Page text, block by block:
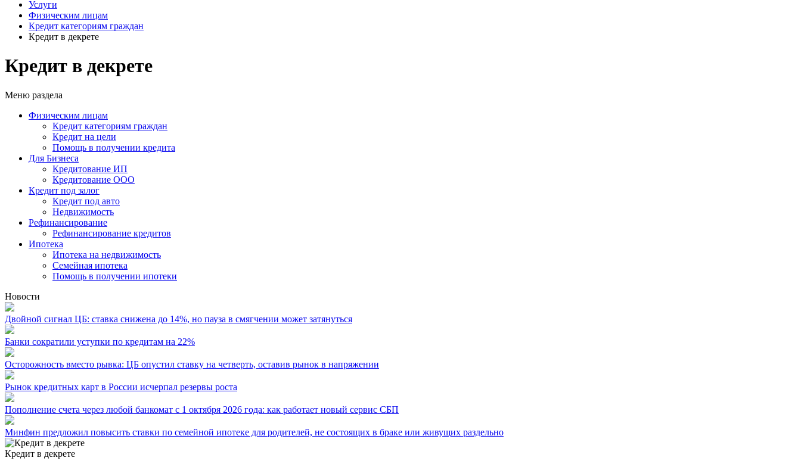
Услуги
Физическим лицам
Кредит категориям граждан
Кредит в декрете
Кредит в декрете
Меню раздела
Физическим лицам
Кредит категориям граждан
Кредит на цели
Помощь в получении кредита
Для Бизнеса
Кредитование ИП
Кредитование ООО
Кредит под залог
Кредит под авто
Недвижимость
Рефинансирование
Рефинансирование кредитов
Ипотека
Ипотека на недвижимость
Семейная ипотека
Помощь в получении ипотеки
Новости
Двойной сигнал ЦБ: ставка снижена до 14%, но пауза в смягчении может затянуться
Банки сократили уступки по кредитам на 22%
Осторожность вместо рывка: ЦБ опустил ставку на четверть, оставив рынок в напряжении
Рынок кредитных карт в России исчерпал резервы роста
Пополнение счета через любой банкомат с 1 октября 2026 года: как работает новый сервис СБП
Минфин предложил повысить ставки по семейной ипотеке для родителей, не состоящих в браке или живущих раздельно
Кредит в декрете